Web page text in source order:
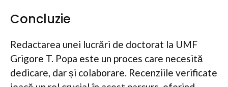
Concluzie
Redactarea unei lucrări de doctorat la UMF
Grigore T. Popa este un proces care necesită
dedicare, dar și colaborare. Recenziile verificate